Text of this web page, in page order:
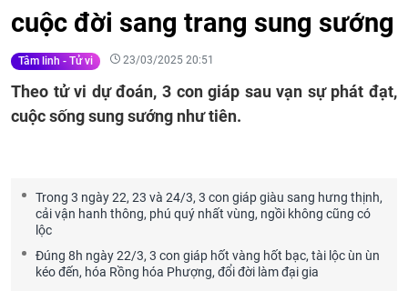
cuộc đời sang trang sung sướng
Tâm linh - Tử vi 23/03/2025 20:51
Theo tử vi dự đoán, 3 con giáp sau vạn sự phát đạt,
cuộc sống sung sướng như tiên.
Trong 3 ngày 22, 23 và 24/3, 3 con giáp giàu sang hưng thịnh,
cải vận hanh thông, phú quý nhất vùng, ngồi không cũng có
lộc
Đúng 8h ngày 22/3, 3 con giáp hốt vàng hốt bạc, tài lộc ùn ùn
kéo đến, hóa Rồng hóa Phượng, đổi đời làm đại gia